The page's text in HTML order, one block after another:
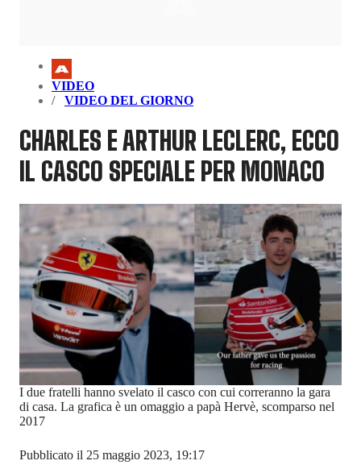
VIDEO
VIDEO DEL GIORNO
CHARLES E ARTHUR LECLERC, ECCO
IL CASCO SPECIALE PER MONACO
I due fratelli hanno svelato il casco con cui correranno la gara
di casa. La grafica è un omaggio a papà Hervè, scomparso nel
2017
Pubblicato il 25 maggio 2023, 19:17